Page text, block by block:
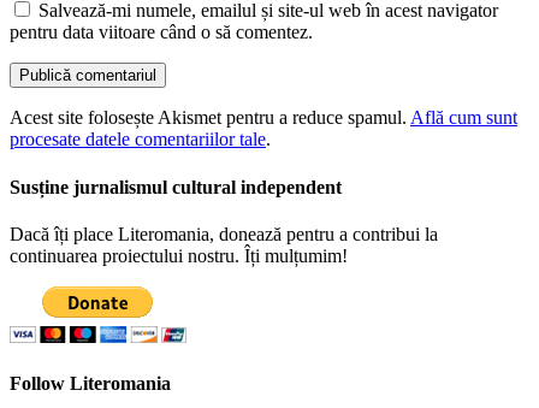
Salvează-mi numele, emailul și site-ul web în acest navigator
pentru data viitoare când o să comentez.
Acest site folosește Akismet pentru a reduce spamul. Află cum sunt
procesate datele comentariilor tale.
Susține jurnalismul cultural independent
Dacă îți place Literomania, donează pentru a contribui la
continuarea proiectului nostru. Îți mulțumim!
Follow Literomania